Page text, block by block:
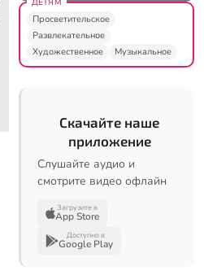
Просветительское
Развлекательное
Художественное
Музыкальное
Скачайте наше
приложение
Слушайте аудио и
смотрите видео офлайн
Загрузите в
App Store
Доступно в
Google Play